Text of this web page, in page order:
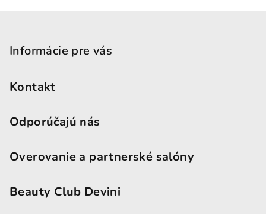
Informácie pre vás
Kontakt
Odporúčajú nás
Overovanie a partnerské salóny
Beauty Club Devini